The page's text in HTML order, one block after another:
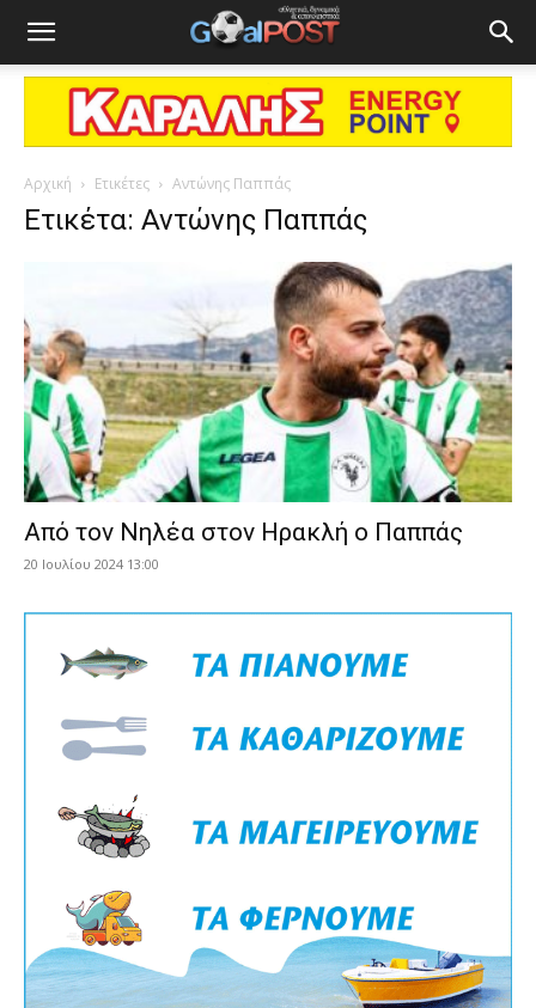
Αρχική Ετικέτες Αντώνης Παππάς
Ετικέτα: Αντώνης Παππάς
Από τον Νηλέα στον Ηρακλή ο Παππάς
20 Ιουλίου 2024 13:00